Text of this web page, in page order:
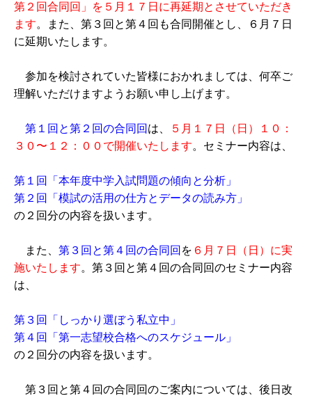
第２回合同回」を５月１７日に再延期とさせていただき
ます。また、第３回と第４回も合同開催とし、６月７日
に延期いたします。
参加を検討されていた皆様におかれましては、何卒ご
理解いただけますようお願い申し上げます。
第１回と第２回の合同回 は、
５月１７日（日）１０：
３０〜１２：００で開催いたします。セミナー内容は、
第１回「本年度中学入試問題の傾向と分析」
第２回「模試の活用の仕方とデータの読み方」
の２回分の内容を扱います。
また、 第３回と第４回の合同回 を ６月７日（日）に実
施いたします。第３回と第４回の合同回のセミナー内容
は、
第３回「しっかり選ぼう私立中」
第４回「第一志望校合格へのスケジュール」
の２回分の内容を扱います。
第３回と第４回の合同回のご案内については、後日改